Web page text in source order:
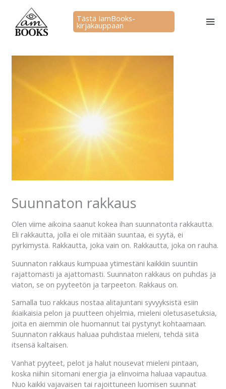
sisältöön
Tästä IamBooks-
kirjakauppaan
Suunnaton rakkaus
Olen viime aikoina saanut kokea ihan suunnatonta rakkautta.
Eli rakkautta, jolla ei ole mitään suuntaa, ei syytä, ei
pyrkimystä. Rakkautta, joka vain on. Rakkautta, joka on rauha.
Suunnaton rakkaus kumpuaa ytimestäni kaikkiin suuntiin
rajattomasti ja ajattomasti. Suunnaton rakkaus on puhdas ja
viaton, se on pyyteetön ja tarpeeton. Rakkaus on.
Samalla tuo rakkaus nostaa alitajuntani syvyyksistä esiin
ikiaikaisia pelon ja puutteen ohjelmia, mieleni oletusasetuksia,
joita en aiemmin ole huomannut tai pystynyt kohtaamaan.
Suunnaton rakkaus haluaa puhdistaa mieleni, tehdä siitä
itsensä kaltaisen.
Vanhat pyyteet, pelot ja halut nousevat mieleni pintaan,
koska niihin sitomani energia ja elinvoima haluaa vapautua.
Nuo kaikki vajavaisen tai rajoittuneen luomisen suunnat